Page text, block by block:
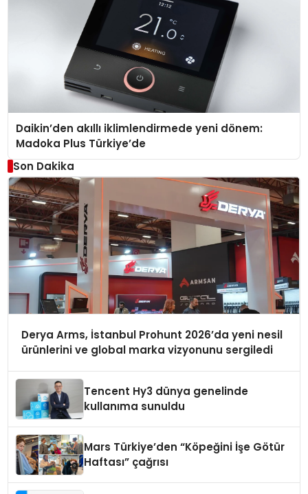
Daikin’den akıllı iklimlendirmede yeni dönem:
Madoka Plus Türkiye’de
Son Dakika
Derya Arms, İstanbul Prohunt 2026’da yeni nesil
ürünlerini ve global marka vizyonunu sergiledi
Tencent Hy3 dünya genelinde
kullanıma sunuldu
Mars Türkiye’den “Köpeğini İşe Götür
Haftası” çağrısı